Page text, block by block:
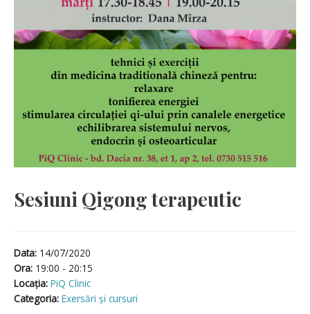
Sesiuni Qigong terapeutic
Data: 14/07/2020
Ora: 19:00 - 20:15
Locaţia: PiQ Clinic
Categoria: Exersări și cursuri